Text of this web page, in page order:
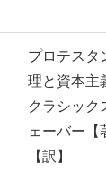
プロテスタ
理と資本主
クラシック
ェーバー【
【訳】